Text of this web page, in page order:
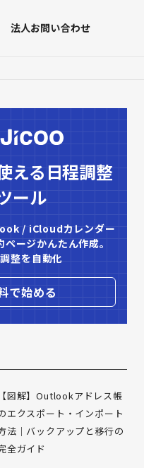
法人お問い合わせ
える日程調整
ール
/ iCloudカレンダー
ージかんたん作成。
整を自動化
で始める
【図解】Outlookアドレス帳
エクスポート・インポート
法｜バックアップと移行の
全ガイド